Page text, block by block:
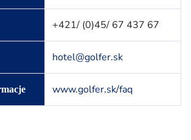
+421/ (0)45/ 67 437 67
hotel@golfer.sk
www.golfer.sk/faq